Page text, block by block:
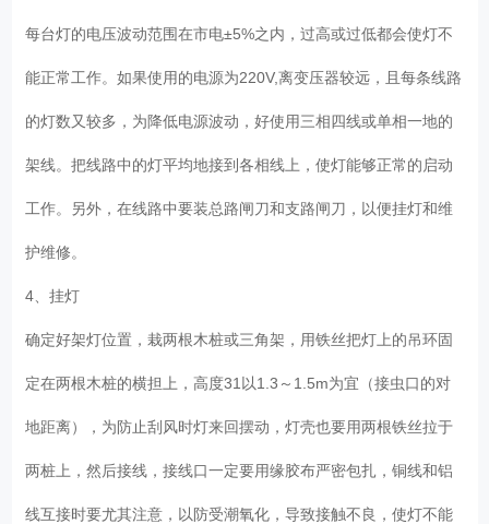
每台灯的电压波动范围在市电±5%之内，过高或过低都会使灯不
能正常工作。如果使用的电源为220V,离变压器较远，且每条线路
的灯数又较多，为降低电源波动，好使用三相四线或单相一地的
架线。把线路中的灯平均地接到各相线上，使灯能够正常的启动
工作。另外，在线路中要装总路闸刀和支路闸刀，以便挂灯和维
护维修。
4、挂灯
确定好架灯位置，栽两根木桩或三角架，用铁丝把灯上的吊环固
定在两根木桩的横担上，高度31以1.3～1.5m为宜（接虫口的对
地距离），为防止刮风时灯来回摆动，灯壳也要用两根铁丝拉于
两桩上，然后接线，接线口一定要用缘胶布严密包扎，铜线和铝
线互接时要尤其注意，以防受潮氧化，导致接触不良，使灯不能